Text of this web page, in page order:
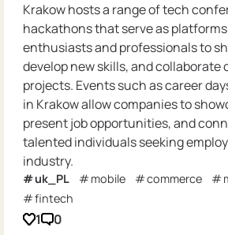
Krakow hosts a range of tech
hackathons that serve as
enthusiasts and professionals to
develop new skills, and collaborate
projects. Events such as career
in Krakow allow companies to
present job opportunities, and
talented individuals seeking
industry.
uk_PL mobile commerce
fintech
1 0